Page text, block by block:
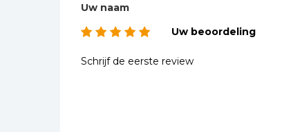
gidsen
Taalstudie
Uw naam
Uw beoordeling
Schrijf de eerste review